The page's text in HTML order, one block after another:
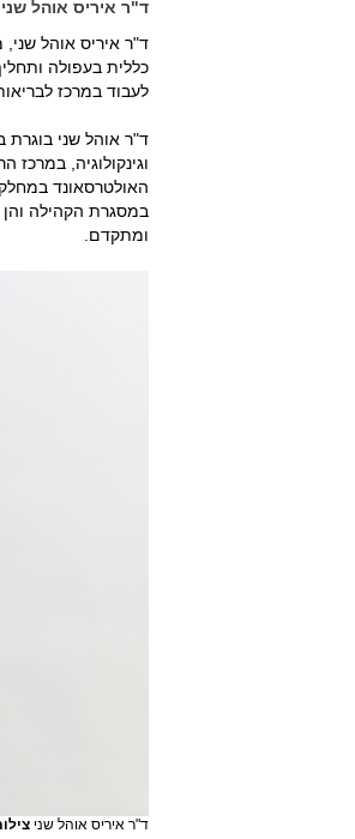
ד"ר איריס אוהל
ד"ר איריס אוהל
כללית בעפולה
לעבוד במרכז
ד"ר אוהל שני בוגרת
וגינקולוגיה,
האולטרסאונד
במסגרת הקהילה והן
ומתקדם.
ד"ר איריס אוהל שני